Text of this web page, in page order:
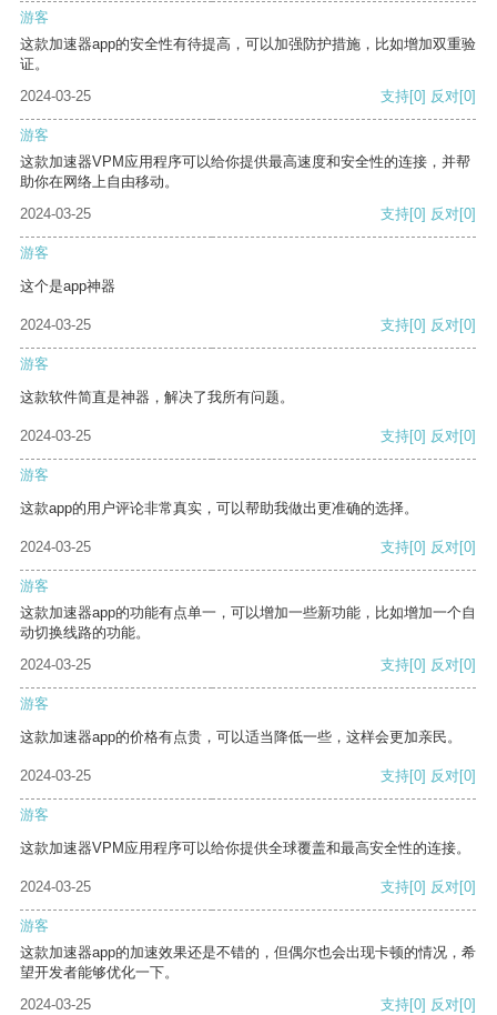
游客
这款加速器app的安全性有待提高，可以加强防护措施，比如增加双重验
证。
2024-03-25
支持[0] 反对[0]
游客
这款加速器VPM应用程序可以给你提供最高速度和安全性的连接，并帮
助你在网络上自由移动。
2024-03-25
支持[0] 反对[0]
游客
这个是app神器
2024-03-25 支持[0] 反对[0]
游客
这款软件简直是神器，解决了我所有问题。
2024-03-25 支持[0] 反对[0]
游客
这款app的用户评论非常真实，可以帮助我做出更准确的选择。
2024-03-25 支持[0] 反对[0]
游客
这款加速器app的功能有点单一，可以增加一些新功能，比如增加一个自
动切换线路的功能。
2024-03-25
支持[0] 反对[0]
游客
这款加速器app的价格有点贵，可以适当降低一些，这样会更加亲民。
2024-03-25 支持[0] 反对[0]
游客
这款加速器VPM应用程序可以给你提供全球覆盖和最高安全性的连接。
2024-03-25 支持[0] 反对[0]
游客
这款加速器app的加速效果还是不错的，但偶尔也会出现卡顿的情况，希
望开发者能够优化一下。
2024-03-25
支持[0] 反对[0]